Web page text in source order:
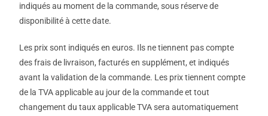
indiqués au moment de la commande, sous réserve de
disponibilité à cette date.
Les prix sont indiqués en euros. Ils ne tiennent pas compte
des frais de livraison, facturés en supplément, et indiqués
avant la validation de la commande. Les prix tiennent compte
de la TVA applicable au jour de la commande et tout
changement du taux applicable TVA sera automatiquement